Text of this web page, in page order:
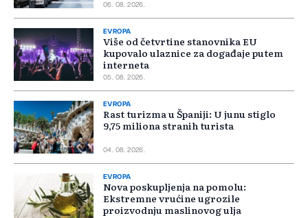
06. 08. 2026.
EVROPA
Više od četvrtine stanovnika EU
kupovalo ulaznice za događaje putem
interneta
05. 08. 2026.
EVROPA
Rast turizma u Španiji: U junu stiglo
9,75 miliona stranih turista
04. 08. 2026.
EVROPA
Nova poskupljenja na pomolu:
Ekstremne vrućine ugrozile
proizvodnju maslinovog ulja